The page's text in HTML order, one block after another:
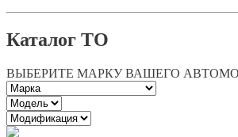
Каталог ТО
ВЫБЕРИТЕ МАРКУ ВАШЕГО